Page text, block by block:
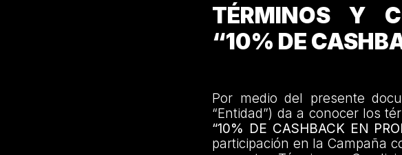
TÉRMINOS Y
“10% DE
Por medio del presente
“Entidad”) da a conocer los
“10% DE CASHBACK EN
participación en la Campaña